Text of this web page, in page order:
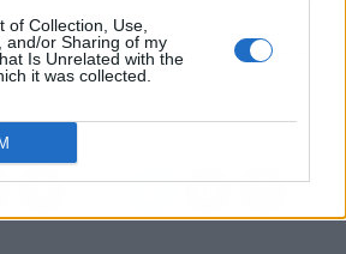
of Collection, Use,
and/or Sharing of my
Is Unrelated with the
it was collected.
como
la
Madrid:
necesita Pellegrini en el